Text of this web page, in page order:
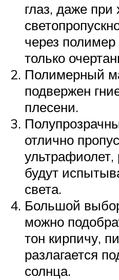
глаз, даже
через
только
Полимерный
подвержен
плесени.
отлично
ультрафиолет,
будут
света.
Большой
можно
тон кирпичу,
разлагается
солнца.